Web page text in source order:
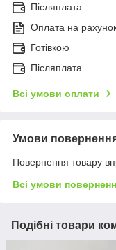
Післяплата
Оплата на
Готівкою
Післяплата
Всі умови оплати
Умови
Повернення товару
Всі умови
Подібні товари